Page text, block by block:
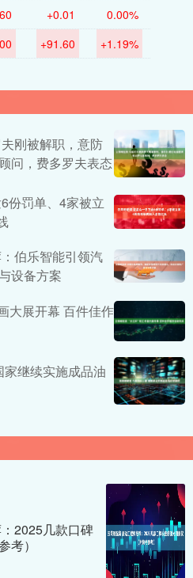
+0.01 0.00%
+91.60 +1.19%
刚被解职，意防
问，费多罗夫表态
份罚单、4家被立
伯乐智能引领汽
设备方案
大展开幕 百件佳作
继续实施成品油
2025几款口碑
考）